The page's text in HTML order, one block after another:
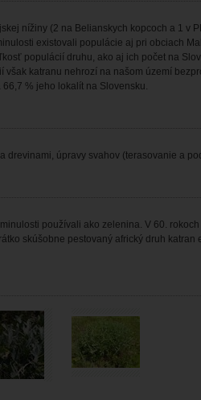
nížiny (2 na Belianskych kopcoch a 1 v
existovali populácie aj pri obciach
populácií druhu, ako aj ich počet na
katranu nehrozí na našom území
% jeho lokalít na Slovensku.
drevinami, úpravy svahov (terasovanie a
používali ako zelenina. V 60.
skúšobne pestovaný africký druh katran